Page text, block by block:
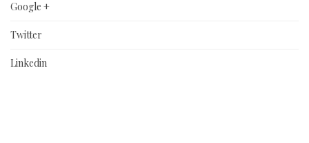
Google +
Twitter
Linkedin